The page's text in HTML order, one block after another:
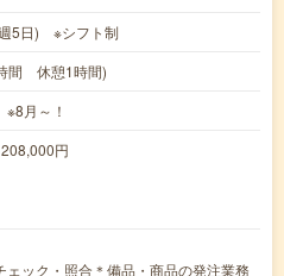
5日) ※シフト制
間 休憩1時間)
月～！
円
ェック・照合＊備品・商品の発注業務